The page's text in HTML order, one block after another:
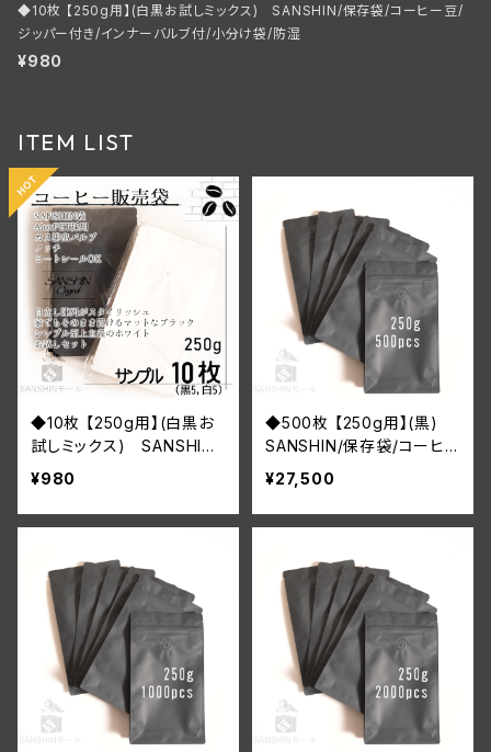
◆10枚 【250g用】(白黒お試しミックス) SANSHIN/保存袋/コーヒー豆/
ジッパー付き/インナーバルブ付/小分け袋/防湿
¥980
ITEM LIST
◆10枚 【250g用】(白黒お
試しミックス) SANSHIN/
保存袋/コーヒー豆/ジッパ
小分け袋/防湿
¥980
◆500枚 【250g用】(黒)
SANSHIN/保存袋/コーヒ
ー豆/ジッパー付き/インナ
ーバルブ付/小分け袋/防湿/
送料無料
¥27,500